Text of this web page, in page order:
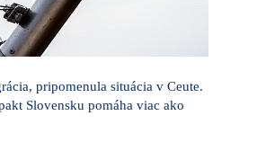
pripomenula situácia v Ceute.
Slovensku pomáha viac ako